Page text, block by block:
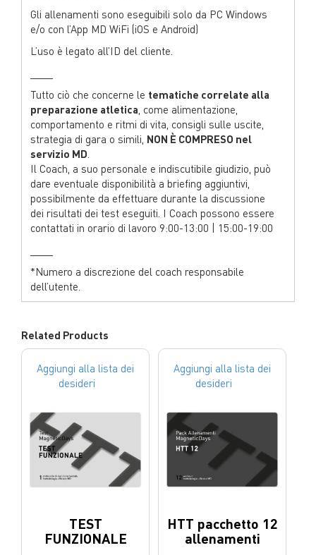
Gli allenamenti sono eseguibili solo da PC Windows
e/o con l’App MD WiFi (iOS e Android)
L’uso è legato all’ID del cliente.
Tutto ciò che concerne le tematiche correlate alla
preparazione atletica , come alimentazione,
comportamento e ritmi di vita, consigli sulle uscite,
strategia di gara o simili, NON È COMPRESO nel
servizio MD
Il Coach, a suo personale e indiscutibile giudizio, può
dare eventuale disponibilità a briefing aggiuntivi,
possibilmente da effettuare durante la discussione
dei risultati dei test eseguiti. I Coach possono essere
contattati in orario di lavoro 9:00-13:00 | 15:00-19:00
*Numero a discrezione del coach responsabile
dell’utente.
Related Products
Aggiungi alla lista dei
desideri
TEST
FUNZIONALE
Aggiungi alla lista dei
desideri
HTT pacchetto 12
allenamenti